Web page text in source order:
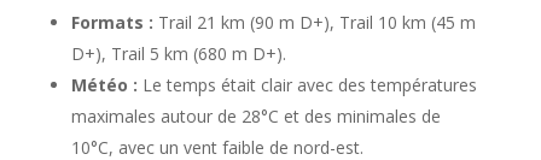
Formats : Trail 21 km (90 m D+), Trail 10 km (45 m
D+), Trail 5 km (680 m D+).
Météo : Le temps était clair avec des températures
maximales autour de 28°C et des minimales de
10°C, avec un vent faible de nord-est.